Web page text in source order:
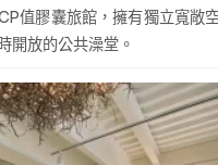
值膠囊旅館，擁有獨立寬敞
開放的公共澡堂。